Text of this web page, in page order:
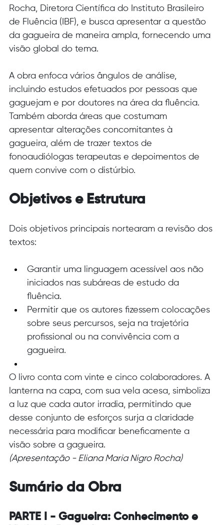
Rocha, Diretora Científica do Instituto Brasileiro
de Fluência (IBF), e busca apresentar a questão
da gagueira de maneira ampla, fornecendo uma
visão global do tema.
A obra enfoca vários ângulos de análise,
incluindo estudos efetuados por pessoas que
gaguejam e por doutores na área da fluência.
Também aborda áreas que costumam
apresentar alterações concomitantes à
gagueira, além de trazer textos de
fonoaudiólogas terapeutas e depoimentos de
quem convive com o distúrbio.
Objetivos e Estrutura
Dois objetivos principais nortearam a revisão dos
textos:
Garantir uma linguagem acessível aos não
iniciados nas subáreas de estudo da
fluência.
Permitir que os autores fizessem colocações
sobre seus percursos, seja na trajetória
profissional ou na convivência com a
gagueira.
O livro conta com vinte e cinco colaboradores. A
lanterna na capa, com sua vela acesa, simboliza
a luz que cada autor irradia, permitindo que
desse conjunto de esforços surja a claridade
necessária para modificar beneficamente a
visão sobre a gagueira.
(Apresentação - Eliana Maria Nigro Rocha)
Sumário da Obra
PARTE I - Gagueira: Conhecimento e